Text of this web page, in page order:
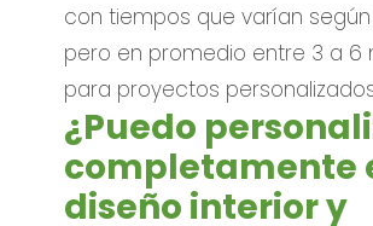
con tiempos que varían según
pero en promedio entre 3 a 6
para proyectos
¿Puedo
completamente
diseño interior y